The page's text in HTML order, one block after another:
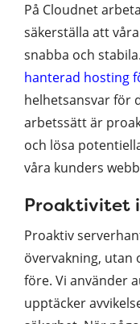
På Cloudnet
säkerställa att
snabba och
hanterad hosting
helhetsansvar för
arbetssätt är
och lösa
våra kunders
Proaktivitet
Proaktiv
övervakning, utan
före. Vi använder
upptäcker